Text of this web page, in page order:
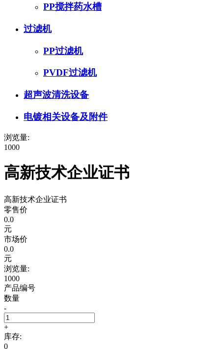
PP搅拌药水槽
过滤机
PP过滤机
PVDF过滤机
超声波清洗设备
电镀相关设备及附件
浏览量:
1000
高新技术企业证书
高新技术企业证书
零售价
0.0
元
市场价
0.0
元
浏览量:
1000
产品编号
数量
-
+
库存:
0